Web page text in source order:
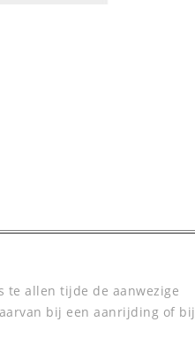
te allen tijde de aanwezige
bij een aanrijding of bij